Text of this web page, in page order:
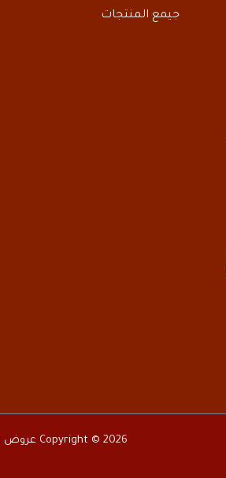
جيمع المنتجات
Copyright © 2026 عروض الخليج